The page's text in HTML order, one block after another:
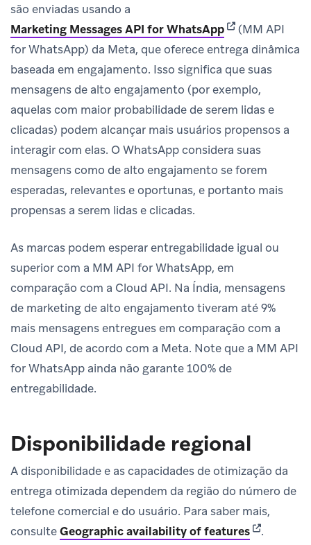
são enviadas usando a
Marketing Messages API for WhatsApp(opens in new
(MM API
for WhatsApp) da Meta, que oferece entrega dinâmica
baseada em engajamento. Isso significa que suas
mensagens de alto engajamento (por exemplo,
aquelas com maior probabilidade de serem lidas e
clicadas) podem alcançar mais usuários propensos a
interagir com elas. O WhatsApp considera suas
mensagens como de alto engajamento se forem
esperadas, relevantes e oportunas, e portanto mais
propensas a serem lidas e clicadas.
As marcas podem esperar entregabilidade igual ou
superior com a MM API for WhatsApp, em
comparação com a Cloud API. Na Índia, mensagens
de marketing de alto engajamento tiveram até 9%
mais mensagens entregues em comparação com a
Cloud API, de acordo com a Meta. Note que a MM API
for WhatsApp ainda não garante 100% de
entregabilidade.
Disponibilidade regional
A disponibilidade e as capacidades de otimização da
entrega otimizada dependem da região do número de
telefone comercial e do usuário. Para saber mais,
consulteGeographic availability of features(opens in
.